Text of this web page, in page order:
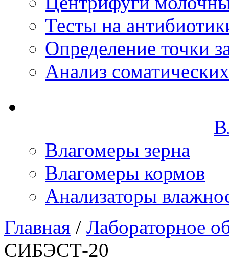
Тесты на
Определение точки
Анализ
Влагомеры зерна
Влагомеры кормов
Анализаторы
Главная / Лабораторное
СИБЭСТ-20